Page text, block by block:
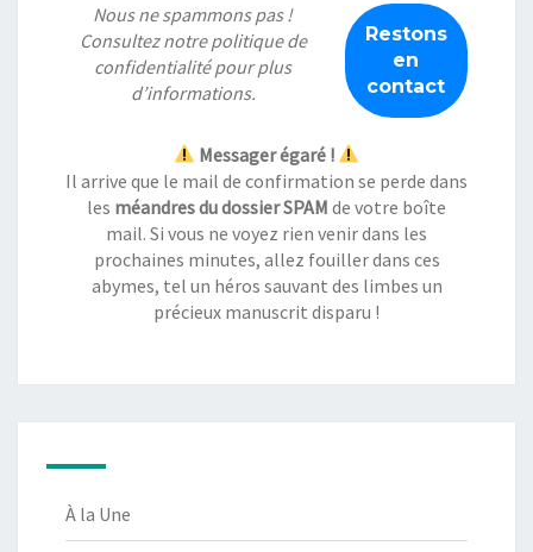
Nous ne spammons pas !
Consultez notrepolitique de
confidentialitépour plus
d’informations.
Messager égaré !
Il arrive que le mail de confirmation se perde dans
les méandres du dossier SPAM de votre boîte
mail. Si vous ne voyez rien venir dans les
prochaines minutes, allez fouiller dans ces
abymes, tel un héros sauvant des limbes un
précieux manuscrit disparu !
À la Une